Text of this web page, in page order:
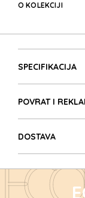
O KOLEKCIJI
SPECIFIKACIJA
POVRAT I
DOSTAVA